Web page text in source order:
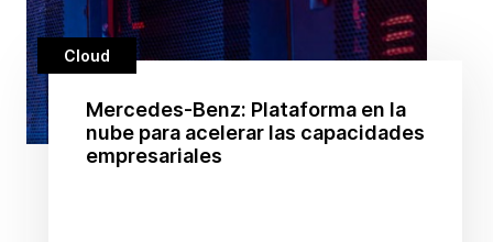
Cloud
Mercedes-Benz: Plataforma en la
nube para acelerar las capacidades
empresariales